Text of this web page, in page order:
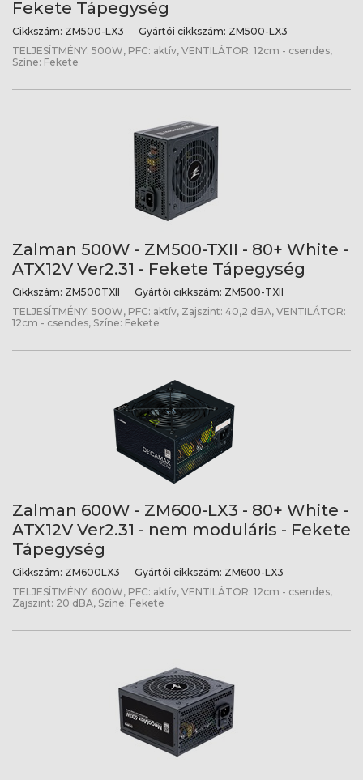
Fekete Tápegység
Cikkszám: ZM500-LX3 Gyártói cikkszám: ZM500-LX3
TELJESÍTMÉNY: 500W, PFC: aktív, VENTILÁTOR: 12cm - csendes,
Színe: Fekete
Zalman 500W - ZM500-TXII - 80+ White -
ATX12V Ver2.31 - Fekete Tápegység
Cikkszám: ZM500TXII Gyártói cikkszám: ZM500-TXII
TELJESÍTMÉNY: 500W, PFC: aktív, Zajszint: 40,2 dBA, VENTILÁTOR:
12cm - csendes, Színe: Fekete
Zalman 600W - ZM600-LX3 - 80+ White -
ATX12V Ver2.31 - nem moduláris - Fekete
Tápegység
Cikkszám: ZM600LX3 Gyártói cikkszám: ZM600-LX3
TELJESÍTMÉNY: 600W, PFC: aktív, VENTILÁTOR: 12cm - csendes,
Zajszint: 20 dBA, Színe: Fekete